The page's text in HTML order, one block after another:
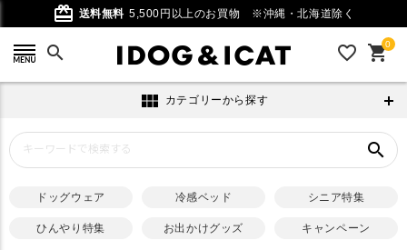
card_giftcard 送料無料 5,500円以上のお買物 ※沖縄・北海道除く
search favorite_outline 0
shopping_cart
view_module カテゴリーから探す
search
ドッグウェア 冷感ベッド シニア特集
ひんやり特集 お出かけグッズ キャンペーン